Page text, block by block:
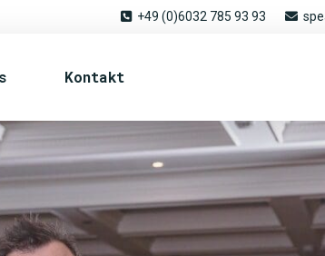
+49 (0)6032 785 93 93
Kontakt